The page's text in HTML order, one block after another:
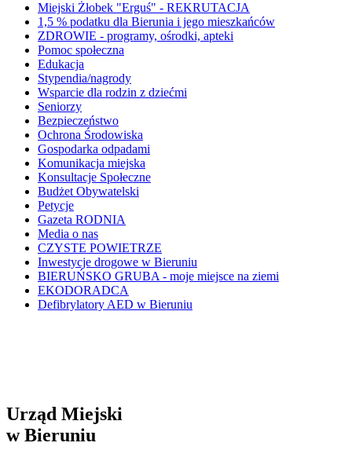
Miejski Żłobek "Erguś" - REKRUTACJA
1,5 % podatku dla Bierunia i jego mieszkańców
ZDROWIE - programy, ośrodki, apteki
Pomoc społeczna
Edukacja
Stypendia/nagrody
Wsparcie dla rodzin z dziećmi
Seniorzy
Bezpieczeństwo
Ochrona Środowiska
Gospodarka odpadami
Komunikacja miejska
Konsultacje Społeczne
Budżet Obywatelski
Petycje
Gazeta RODNIA
Media o nas
CZYSTE POWIETRZE
Inwestycje drogowe w Bieruniu
BIERUŃSKO GRUBA - moje miejsce na ziemi
EKODORADCA
Defibrylatory AED w Bieruniu
Urząd Miejski
w Bieruniu